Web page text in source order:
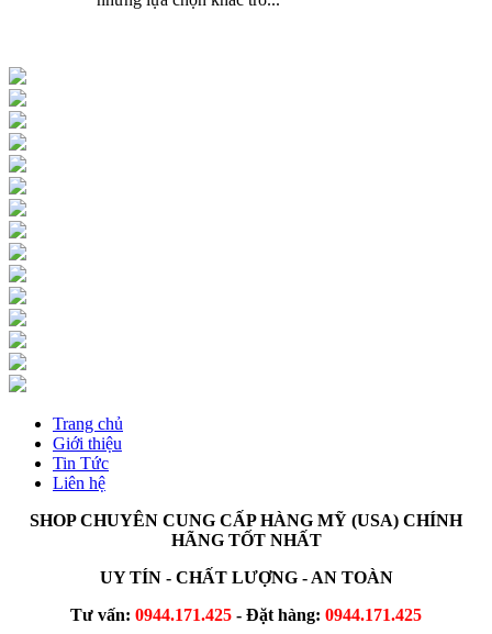
Trang chủ
Giới thiệu
Tin Tức
Liên hệ
SHOP CHUYÊN CUNG CẤP HÀNG MỸ (USA) CHÍNH
HÃNG TỐT NHẤT
UY TÍN - CHẤT LƯỢNG - AN TOÀN
Tư vấn: 0944.171.425 - Đặt hàng: 0944.171.425